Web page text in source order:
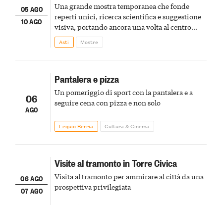
05 AGO
10 AGO
Una grande mostra temporanea che fonde
reperti unici, ricerca scientifica e suggestione
visiva, portando ancora una volta al centro
della scena le meraviglie del passato astigiano
Asti Mostre
06
AGO
Pantalera e pizza
Un pomeriggio di sport con la pantalera e a
seguire cena con pizza e non solo
Lequio Berria Cultura & Cinema
06 AGO
07 AGO
Visite al tramonto in Torre Civica
Visita al tramonto per ammirare al città da una
prospettiva privilegiata